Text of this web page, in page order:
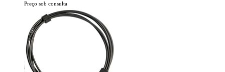
Preço sob consulta